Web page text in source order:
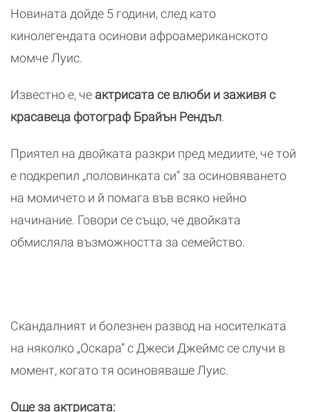
Новината дойде 5 години, след като
кинолегендата осинови афроамериканското
момче Луис.
Известно е, че актрисата се влюби и заживя с
красавеца фотограф Брайън Рендъл.
Приятел на двойката разкри пред медиите, че той
е подкрепил „половинката си“ за осиновяването
на момичето и й помага във всяко нейно
начинание. Говори се също, че двойката
обмисляла възможността за семейство.
Скандалният и болезнен развод на носителката
на няколко „Оскара“ с Джеси Джеймс се случи в
момент, когато тя осиновяваше Луис.
Още за актрисата: